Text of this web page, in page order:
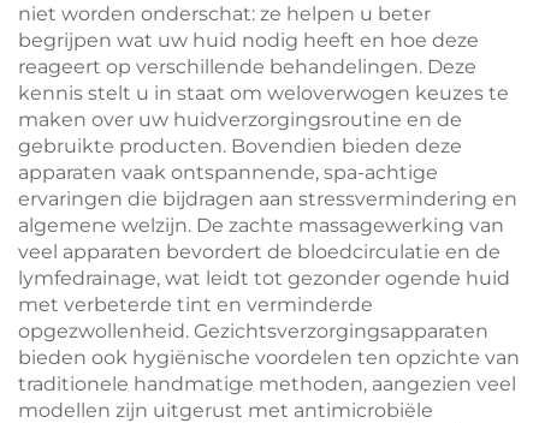
niet worden onderschat: ze helpen u beter
begrijpen wat uw huid nodig heeft en hoe deze
reageert op verschillende behandelingen. Deze
kennis stelt u in staat om weloverwogen keuzes te
maken over uw huidverzorgingsroutine en de
gebruikte producten. Bovendien bieden deze
apparaten vaak ontspannende, spa-achtige
ervaringen die bijdragen aan stressvermindering en
algemene welzijn. De zachte massagewerking van
veel apparaten bevordert de bloedcirculatie en de
lymfedrainage, wat leidt tot gezonder ogende huid
met verbeterde tint en verminderde
opgezwollenheid. Gezichtsverzorgingsapparaten
bieden ook hygiënische voordelen ten opzichte van
traditionele handmatige methoden, aangezien veel
modellen zijn uitgerust met antimicrobiële